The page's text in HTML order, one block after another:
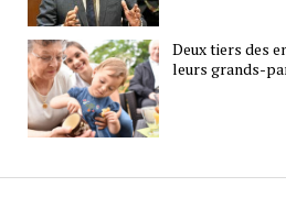
Deux tiers des
leurs grands-